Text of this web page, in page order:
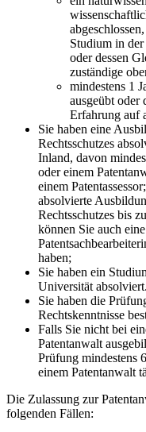
Studium in
oder dessen
zuständige
mindestens 1
ausgeübt oder
Erfahrung auf
Sie haben eine
Rechtsschutzes
Inland, davon
oder einem
einem
absolvierte
Rechtsschutzes bis
können Sie auch
haben;
Sie haben ein
Universität absolviert.
Sie haben die
Rechtskenntnisse
Falls Sie nicht bei
Patentanwalt
Prüfung mindestens
einem Patentanwalt
Die Zulassung zur
folgenden Fällen: